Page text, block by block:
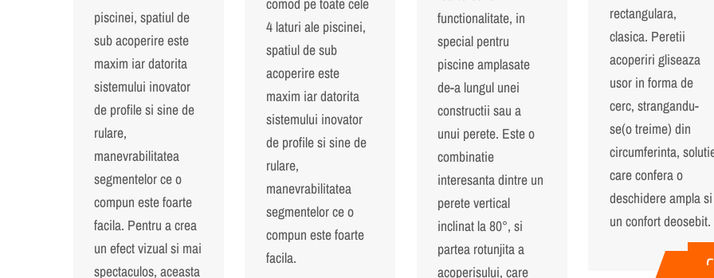
piscinei, spatiul de
sub acoperire este
maxim iar datorita
sistemului inovator
de profile si sine de
rulare,
manevrabilitatea
segmentelor ce o
compun este foarte
facila. Pentru a crea
un efect vizual si mai
spectaculos, aceasta
4 laturi ale piscinei,
spatiul de sub
acoperire este
maxim iar datorita
sistemului inovator
de profile si sine de
rulare,
manevrabilitatea
segmentelor ce o
compun este foarte
facila.
functionalitate, in
special pentru
piscine amplasate
de-a lungul unei
constructii sau a
unui perete. Este o
combinatie
interesanta dintre un
perete vertical
inclinat la 80°, si
partea rotunjita a
acoperisului, care
rectangulara,
clasica. Peretii
acoperiri gliseaza
usor in forma de
cerc, strangandu-
se(o treime) din
circumferinta,
care confera o
deschidere ampla si
un confort deosebit.